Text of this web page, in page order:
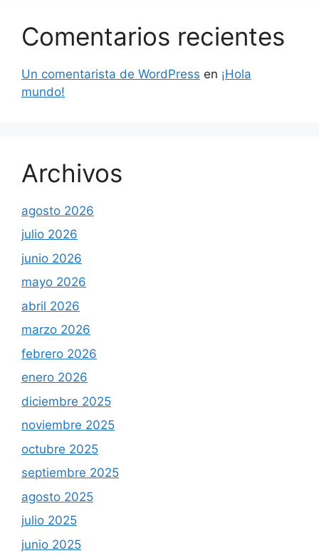
mundo!
julio 2026
junio 2026
mayo 2026
abril 2026
marzo 2026
febrero 2026
enero 2026
diciembre 2025
noviembre 2025
octubre 2025
septiembre 2025
agosto 2025
julio 2025
junio 2025
mayo 2025
abril 2025